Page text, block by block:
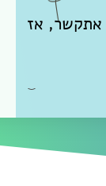
אתקשר, אז